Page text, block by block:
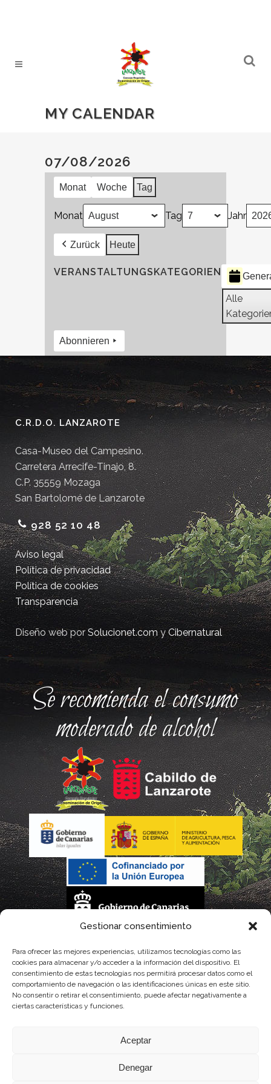
Gestionar consentimiento
Para ofrecer las mejores experiencias, utilizamos tecnologías como las
cookies para almacenar y/o acceder a la información del dispositivo. El
consentimiento de estas tecnologías nos permitirá procesar datos como el
comportamiento de navegación o las identificaciones únicas en este sitio.
No consentir o retirar el consentimiento, puede afectar negativamente a
ciertas características y funciones.
Aceptar
Denegar
MY CALENDAR
07/08/2026
Monat Woche Tag
Monat Tag Jahr
Zurück Heute
VERANSTALTUNGSKATEGORIEN
Alle
Abonnieren
C.R.D.O. LANZAROTE
Casa-Museo del Campesino.
Carretera Arrecife-Tinajo, 8.
C.P. 35559 Mozaga
San Bartolomé de Lanzarote
928 52 10 48
Aviso legal
Política de privacidad
Política de cookies
Transparencia
Diseño web porSolucionet.comyCibernatural
Se recomienda el consumo
moderado de alcohol
parcialmente, por el Gobierno de Canarias
con fondos provenientes del presupuesto de gastos del Instituto Canario de
Calidad Agroalimentaria